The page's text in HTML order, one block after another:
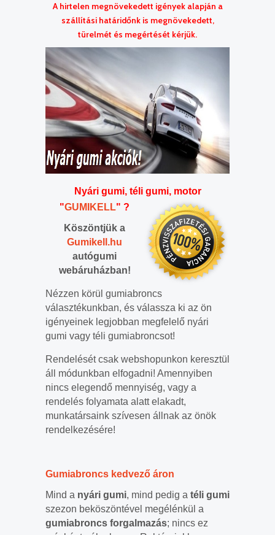
A hirtelen megnövekedett igények alapján a
szállítási határidőnk is megnövekedett,
türelmét és megértését kérjük.
Nyári gumi, téli gumi, motor
"GUMIKELL" ?
Köszöntjük a
Gumikell.hu
autógumi
webáruházban!
Nézzen körül gumiabroncs
választékunkban, és válassza ki az ön
igényeinek legjobban megfelelő nyári
gumi vagy téli gumiabroncsot!
Rendelését csak webshopunkon keresztül
áll módunkban elfogadni! Amennyiben
nincs elegendő mennyiség, vagy a
rendelés folyamata alatt elakadt,
munkatársaink szívesen állnak az önök
rendelkezésére!
Gumiabroncs kedvező áron
Mind a nyári gumi, mind pedig a téli gumi
szezon beköszöntével megélénkül a
gumiabroncs forgalmazás; nincs ez